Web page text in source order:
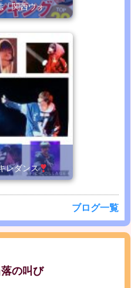
「関西ウォ
レダンス
ブログ一覧
の叫び